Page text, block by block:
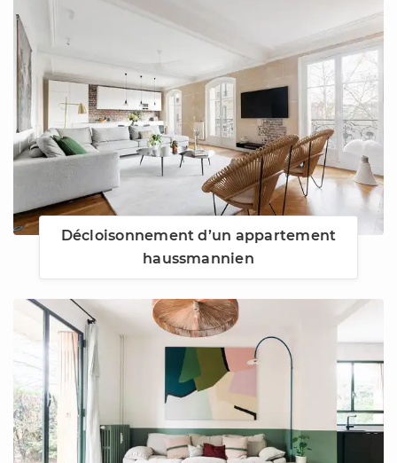
Décloisonnement d’un appartement
haussmannien